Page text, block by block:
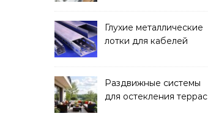
Глухие металлические
лотки для кабелей
Раздвижные системы
для остекления террас